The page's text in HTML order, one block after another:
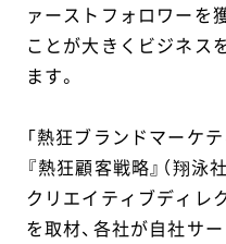
ァーストフォロワーを
ことが大きくビジネス
ます。
「熱狂ブランドマーケ
『熱狂顧客戦略』（翔
クリエイティブディ
を取材、各社が自社サ